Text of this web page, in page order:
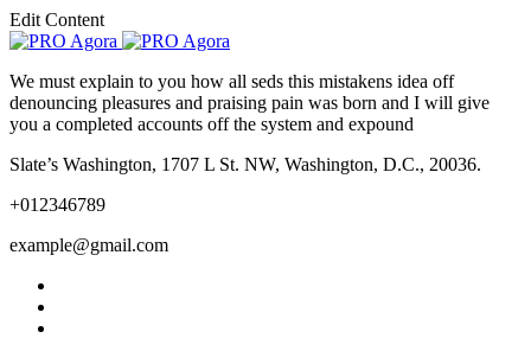
Edit Content
We must explain to you how all seds this mistakens idea off
denouncing pleasures and praising pain was born and I will give
you a completed accounts off the system and expound
Slate’s Washington, 1707 L St. NW, Washington, D.C., 20036.
+012346789
example@gmail.com